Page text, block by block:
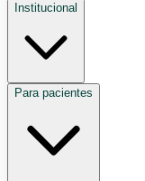
Institucional
Para pacientes